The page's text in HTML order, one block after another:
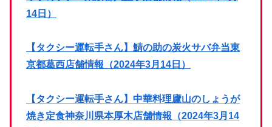
14日）
【タクシー運転手さん】鯖の助の炭火サバ弁当東
京都葛西店舗情報（2024年3月14日）
【タクシー運転手さん】中華料理廬山のしょうが
焼き定食神奈川県本厚木店舗情報（2024年3月14